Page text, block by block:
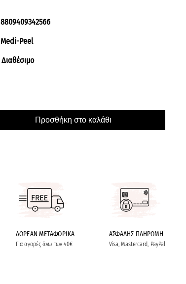
8809409342566
Medi-Peel
Διαθέσιμο
Προσθήκη στο καλάθι
ΔΩΡΕΑΝ ΜΕΤΑΦΟΡΙΚΑ
Για αγορές άνω των 40€
ΑΣΦΑΛΗΣ ΠΛΗΡΩΜΗ
Visa, Mastercard, PayPal